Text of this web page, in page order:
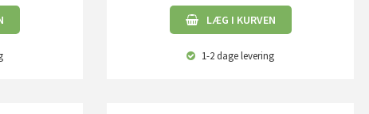
LÆG I KURVEN
1-2 dagelevering